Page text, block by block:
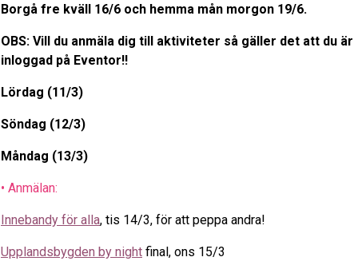
Borgå fre kväll 16/6 och hemma mån morgon 19/6.
OBS: Vill du anmäla dig till aktiviteter så gäller det att du är
inloggad på Eventor!!
Lördag (11/3)
Söndag (12/3)
Måndag (13/3)
• Anmälan:
Innebandy för alla, tis 14/3, för att peppa andra!
Upplandsbygden by night final, ons 15/3